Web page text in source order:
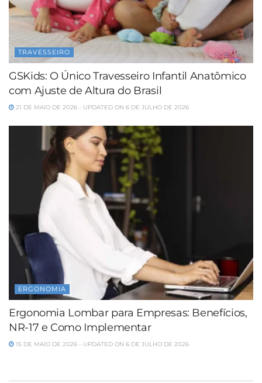
TRAVESSEIRO
GSKids: O Único Travesseiro Infantil Anatômico
com Ajuste de Altura do Brasil
21 DE MAIO DE 2026 - UPDATED ON 6 DE JULHO DE 2026
ERGONOMIA
Ergonomia Lombar para Empresas: Benefícios,
NR-17 e Como Implementar
15 DE MAIO DE 2026 - UPDATED ON 6 DE JULHO DE 2026